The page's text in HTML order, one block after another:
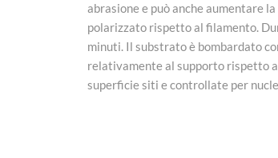
abrasione e può anche aumentare
polarizzato rispetto al filamento.
minuti. Il substrato è bombardato
relativamente al supporto rispetto
superficie siti e controllate per